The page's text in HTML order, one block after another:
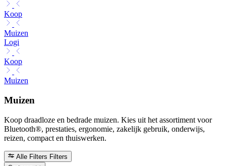
Koop
Muizen
Logi
Koop
Muizen
Muizen
Koop draadloze en bedrade muizen. Kies uit het assortiment voor
Bluetooth®, prestaties, ergonomie, zakelijk gebruik, onderwijs,
reizen, compact en thuiswerken.
Alle Filters Filters